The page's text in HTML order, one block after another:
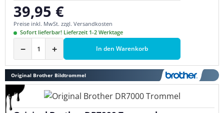
Regulärer Preis:
39,95 €
Preise inkl. MwSt. zzgl. Versandkosten
Sofort lieferbar! Lieferzeit 1-2 Werktage
− + In den Warenkorb
Original Brother Bildtrommel